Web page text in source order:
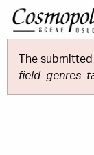
Hopp til
The